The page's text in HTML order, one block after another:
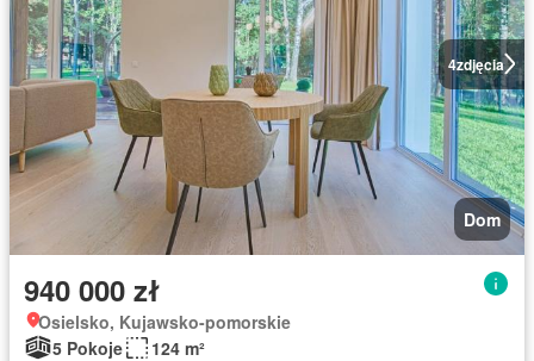
4zdjęcia
Dom
940 000 zł
Osielsko, Kujawsko-pomorskie
5 Pokoje
124 m²